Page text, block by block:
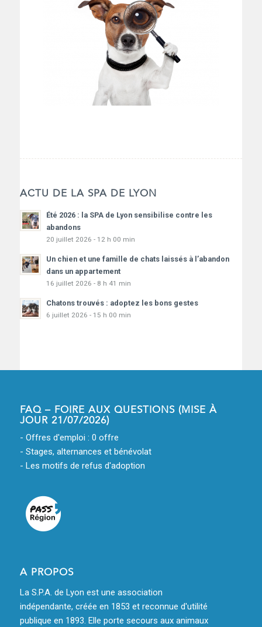
ACTU DE LA SPA DE LYON
Été 2026 : la SPA de Lyon sensibilise contre les
abandons
20 juillet 2026 - 12 h 00 min
Un chien et une famille de chats laissés à l’abandon
dans un appartement
16 juillet 2026 - 8 h 41 min
Chatons trouvés : adoptez les bons gestes
6 juillet 2026 - 15 h 00 min
FAQ – FOIRE AUX QUESTIONS (MISE À
JOUR 21/07/2026)
- Offres d'emploi : 0 offre
- Stages, alternances et bénévolat
- Les motifs de refus d'adoption
A PROPOS
La S.P.A. de Lyon est une association
indépendante, créée en 1853 et reconnue d'utilité
publique en 1893. Elle porte secours aux animaux